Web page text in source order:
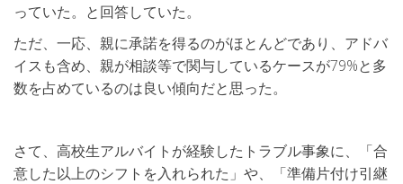
っていた。と回答していた。
ただ、一応、親に承諾を得るのがほとんどであり、アドバ
イスも含め、親が相談等で関与しているケースが79%と多
数を占めているのは良い傾向だと思った。
さて、高校生アルバイトが経験したトラブル事象に、「合
意した以上のシフトを入れられた」や、「準備片付け引継